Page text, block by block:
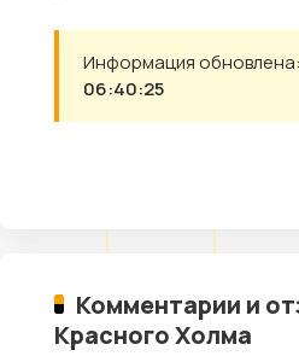
Информация обновлена:
06:40:25
Комментарии и
Красного Холма